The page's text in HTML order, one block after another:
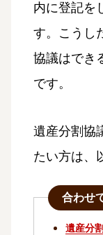
内に登記を
す。こうし
協議はでき
です。
遺産分割協
たい方は、
合わせ
遺産分